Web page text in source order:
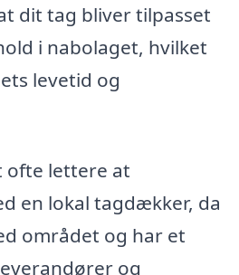
dit tag bliver tilpasset
i nabolaget, hvilket
levetid og
ofte lettere at
en lokal tagdækker, da
området og har et
og